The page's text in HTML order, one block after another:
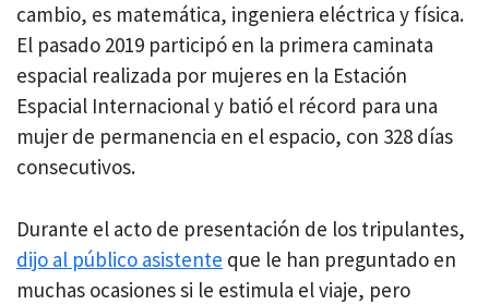
cambio, es matemática, ingeniera eléctrica y física.
El pasado 2019 participó en la primera caminata
espacial realizada por mujeres en la Estación
Espacial Internacional y batió el récord para una
mujer de permanencia en el espacio, con 328 días
consecutivos.
Durante el acto de presentación de los tripulantes,
dijo al público asistente que le han preguntado en
muchas ocasiones si le estimula el viaje, pero